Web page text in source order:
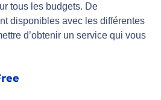
tous les budgets. De
disponibles avec les différentes
d’obtenir un service qui vous